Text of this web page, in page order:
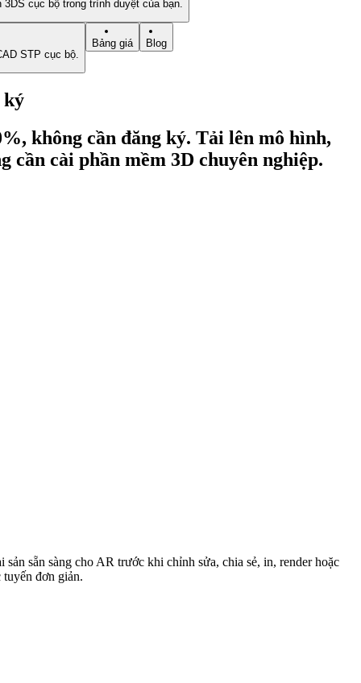
cục bộ trong trình duyệt của bạn.
STP cục bộ.
Bảng giá Blog
ký
không cần đăng ký. Tải lên mô hình,
cài phần mềm 3D chuyên nghiệp.
sẵn sàng cho AR trước khi chỉnh sửa, chia sẻ, in, render hoặc
đơn giản.